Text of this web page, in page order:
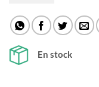
En stock